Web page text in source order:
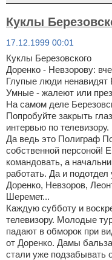
Куклы
17.12.1999 00:01
Куклы Березовского
Доренко - Невзорову:
Глупые люди ненавидят
Умные - жалеют или
На самом деле
Попробуйте закрыть
интервью по
Да ведь это Полиграф
собственной персоной!
командовать, а
работать. Да и
Доренко, Невзоров,
Шеремет...
Каждую субботу и
телевизору. Молодые
падают в обморок при
от Доренко. Дамы
стали уже подзабывать